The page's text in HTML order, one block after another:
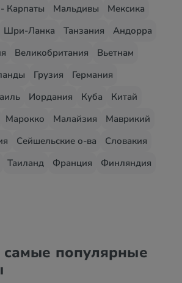
Карпаты Мальдивы
Мексика
Шри-Ланка Танзания
Андорра
Великобритания
Вьетнам
Грузия
Германия
Иордания Куба
Китай
Марокко Малайзия
Маврикий
Сейшельские о-ва
Словакия
Таиланд Франция
Финляндия
популярные